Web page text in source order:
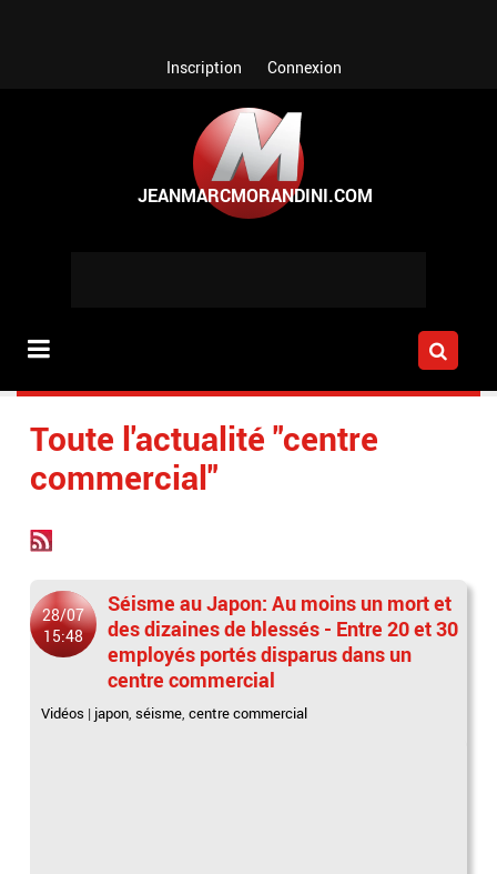
Inscription Connexion
Toute l'actualité "centre
commercial"
28/07
15:48
Séisme au Japon: Au moins un mort et
des dizaines de blessés - Entre 20 et 30
employés portés disparus dans un
centre commercial
Vidéos | japon,séisme,centre commercial